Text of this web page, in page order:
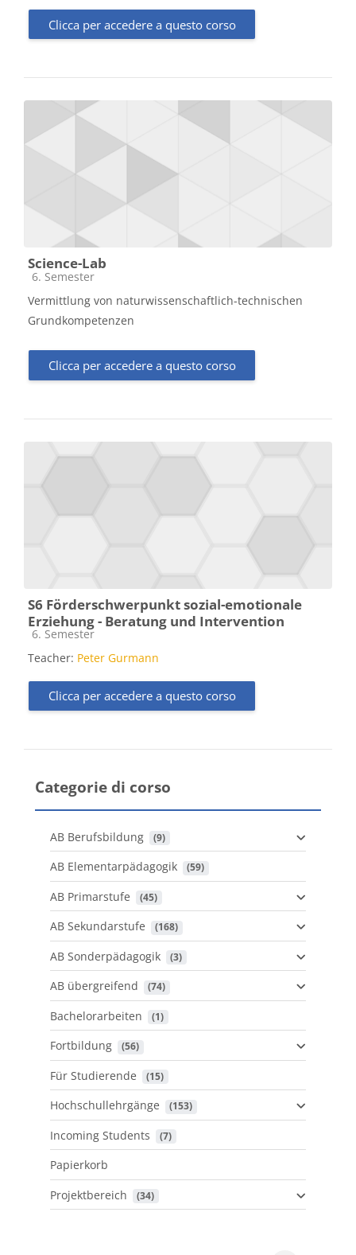
Clicca per accedere a questo corso
Science-Lab
Categoria di corsi
6. Semester
Vermittlung von naturwissenschaftlich-technischen
Grundkompetenzen
Clicca per accedere a questo corso
S6 Förderschwerpunkt sozial-emotionale
Erziehung - Beratung und Intervention
Categoria di corsi
6. Semester
Teacher: Peter Gurmann
Clicca per accedere a questo corso
Categorie di corso
AB Berufsbildung (9)
AB Elementarpädagogik (59)
AB Primarstufe (45)
AB Sekundarstufe (168)
AB Sonderpädagogik (3)
AB übergreifend (74)
Bachelorarbeiten (1)
Fortbildung (56)
Für Studierende (15)
Hochschullehrgänge (153)
Incoming Students (7)
Papierkorb
Projektbereich
(34)